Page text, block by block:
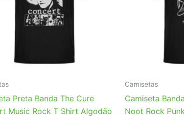
Preta Banda The Cure
Music Rock T Shirt Algodão
Camisetas
Camiseta
Noot Rock